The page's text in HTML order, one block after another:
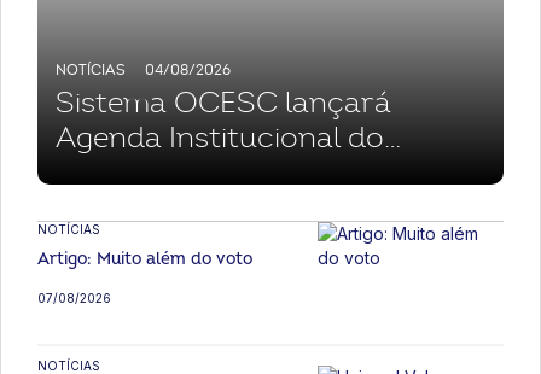
NOTÍCIAS 04/08/2026
Sistema OCESC lançará
Agenda Institucional do
imprensa
NOTÍCIAS
07/08/2026
Artigo: Muito além do voto
NOTÍCIAS